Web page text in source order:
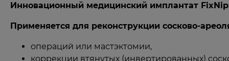
Инновационный медицинский имплантат
Применяется для реконструкции сосково-
операций или мастэктомии,
коррекции втянутых (инвертированных)